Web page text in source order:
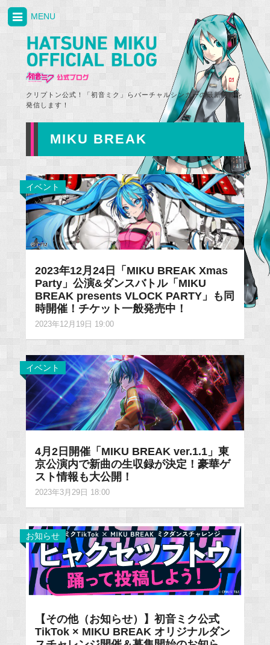
クリプトン公式！「初音ミク」らバーチャルシンガーの最新情報を
発信します！
MENU
MIKU BREAK
イベント
2023年12月24日「MIKU BREAK Xmas
Party」公演&ダンスバトル「MIKU
BREAK presents VLOCK PARTY」も同
時開催！チケット一般発売中！
2023年12月19日 19:00
イベント
4月2日開催「MIKU BREAK ver.1.1」東
京公演内で新曲の生収録が決定！豪華ゲ
スト情報も大公開！
2023年3月29日 18:00
お知らせ
【その他（お知らせ）】初音ミク公式
TikTok × MIKU BREAK オリジナルダン